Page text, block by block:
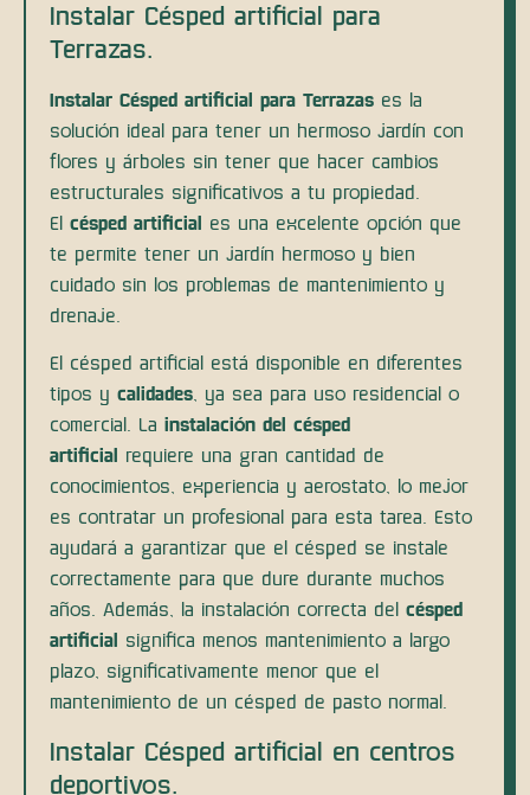
Instalar Césped artificial para
Terrazas.
Instalar Césped artificial para Terrazas es la
solución ideal para tener un hermoso jardín con
flores y árboles sin tener que hacer cambios
estructurales significativos a tu propiedad.
Elcésped artificial
es una excelente opción que
te permite tener un jardín hermoso y bien
cuidado sin los problemas de mantenimiento y
drenaje.
El césped artificial está disponible en diferentes
tipos ycalidades, ya sea para uso residencial o
comercial. Lainstalación del césped
artificial
requiere una gran cantidad de
conocimientos, experiencia y aerostato, lo mejor
es contratar un profesional para esta tarea. Esto
ayudará a garantizar que el césped se instale
correctamente para que dure durante muchos
años. Además, la instalación correcta delcésped
artificial
significa menos mantenimiento a largo
plazo, significativamente menor que el
mantenimiento de un césped de pasto normal.
Instalar Césped artificial en centros
deportivos.